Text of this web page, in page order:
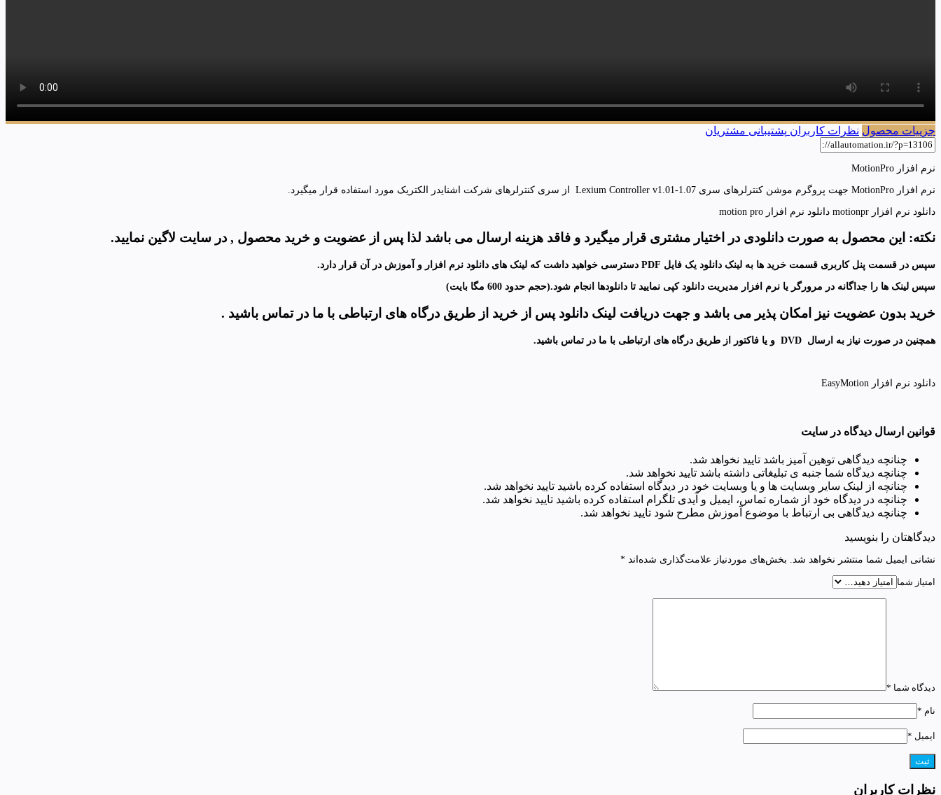
جزییات محصول نظرات کاربران پشتیبانی مشتریان
نرم افزار MotionPro
نرم افزار MotionPro جهت پروگرم موشن کنترلرهای سری Lexium Controller v1.01-1.07 از سری کنترلرهای شرکت اشنایدر الکتریک مورد استفاده قرار میگیرد.
دانلود نرم افزار motionpr دانلود نرم افزار motion pro
نکته: این محصول به صورت دانلودی در اختیار مشتری قرار میگیرد و فاقد هزینه ارسال می باشد لذا پس از عضویت و خرید محصول , در سایت لاگین نمایید.
سپس در قسمت پنل کاربری قسمت خرید ها به لینک دانلود یک فایل دسترسی خواهید داشت که لینک های دانلود نرم افزار و آموزش در آن قرار دارد.
سپس لینک ها را جداگانه در مرورگر یا نرم افزار مدیریت دانلود کپی نمایید تا دانلودها انجام شود.(حجم حدود 600 مگا بایت)
خرید بدون عضویت نیز امکان پذیر می باشد و جهت دریافت لینک دانلود پس از خرید از طریق درگاه های ارتباطی با ما در تماس باشید .
همچنین در صورت نیاز به ارسال DVD و یا فاکتور از طریق درگاه های ارتباطی با ما در تماس باشید.
دانلود نرم افزار EasyMotion
قوانین ارسال دیدگاه در سایت
چنانچه دیدگاهی توهین آمیز باشد تایید نخواهد شد.
چنانچه دیدگاه شما جنبه ی تبلیغاتی داشته باشد تایید نخواهد شد.
چنانچه از لینک سایر وبسایت ها و یا وبسایت خود در دیدگاه استفاده کرده باشید تایید نخواهد شد.
چنانچه در دیدگاه خود از شماره تماس، ایمیل و آیدی تلگرام استفاده کرده باشید تایید نخواهد شد.
چنانچه دیدگاهی بی ارتباط با موضوع آموزش مطرح شود تایید نخواهد شد.
دیدگاهتان را بنویسید
نشانی ایمیل شما منتشر نخواهد شد. بخش‌های موردنیاز علامت‌گذاری شده‌اند *
امتیاز شما
دیدگاه شما *
نام *
ایمیل *
نظرات کاربران